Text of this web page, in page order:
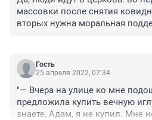
массовки после снятия
вторых нужна моральная
Гость
25 апреля 2022, 07:34
"— Вчера на улице ко мне
предложила купить вечную
знаете, Адам, я не купил. Мне